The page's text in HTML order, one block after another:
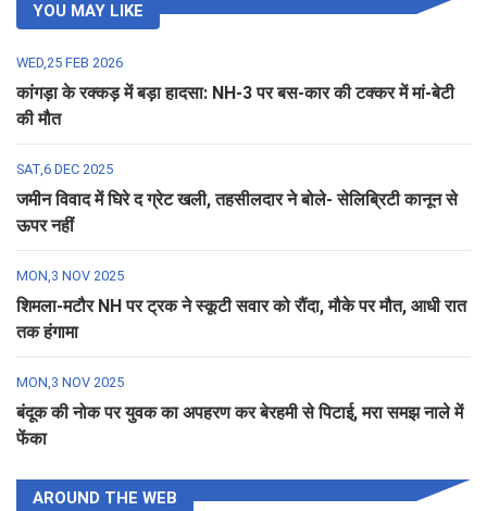
YOU MAY LIKE
WED,25 FEB 2026
कांगड़ा के रक्कड़ में बड़ा हादसा: NH-3 पर बस-कार की टक्कर में मां-बेटी
की मौत
SAT,6 DEC 2025
जमीन विवाद में घिरे द ग्रेट खली, तहसीलदार ने बोले- सेलिब्रिटी कानून से
ऊपर नहीं
MON,3 NOV 2025
शिमला-मटौर NH पर ट्रक ने स्कूटी सवार को रौंदा, मौके पर मौत, आधी रात
तक हंगामा
MON,3 NOV 2025
बंदूक की नोक पर युवक का अपहरण कर बेरहमी से पिटाई, मरा समझ नाले में
फेंका
AROUND THE WEB